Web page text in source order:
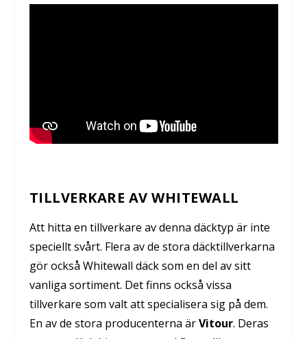
TILLVERKARE AV WHITEWALL
Att hitta en tillverkare av denna däcktyp är inte
speciellt svårt. Flera av de stora däcktillverkarna
gör också Whitewall däck som en del av sitt
vanliga sortiment. Det finns också vissa
tillverkare som valt att specialisera sig på dem.
En av de stora producenterna ärVitour. Deras